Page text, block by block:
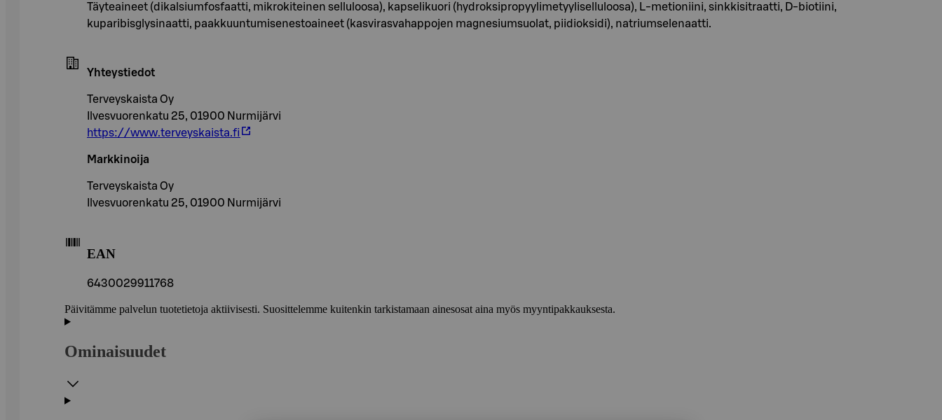
Täyteaineet (dikalsiumfosfaatti, mikrokiteinen selluloosa), kapselikuori (hydroksipropyylimetyyliselluloosa), L-metioniini, sinkkisitraatti, D-biotiini,
kuparibisglysinaatti, paakkuuntumisenestoaineet (kasvirasvahappojen magnesiumsuolat, piidioksidi), natriumselenaatti.
Yhteystiedot
Terveyskaista Oy
Ilvesvuorenkatu 25, 01900 Nurmijärvi
https://www.terveyskaista.fi
Markkinoija
Terveyskaista Oy
Ilvesvuorenkatu 25, 01900 Nurmijärvi
EAN
6430029911768
Päivitämme palvelun tuotetietoja aktiivisesti. Suosittelemme kuitenkin tarkistamaan ainesosat aina myös myyntipakkauksesta.
Ominaisuudet